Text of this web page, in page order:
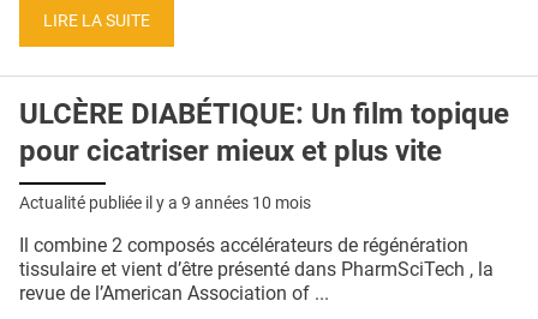
LIRE LA SUITE
ULCÈRE DIABÉTIQUE: Un film topique
pour cicatriser mieux et plus vite
Actualité publiée il y a 9 années 10 mois
Il combine 2 composés accélérateurs de régénération
tissulaire et vient d’être présenté dans PharmSciTech , la
revue de l’American Association of ...